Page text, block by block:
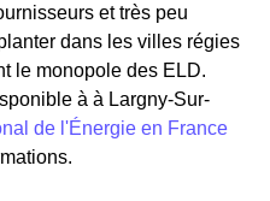
et très peu
dans les villes régies
le monopole des ELD.
à à Largny-Sur-
de l'Énergie en France